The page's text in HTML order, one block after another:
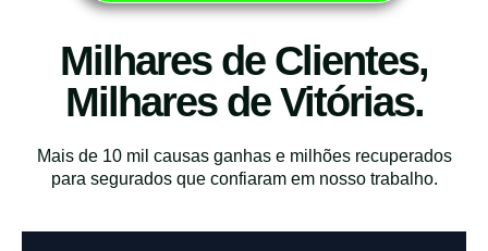
Milhares de Clientes,
Milhares de Vitórias.
Mais de 10 mil causas ganhas e milhões recuperados
para segurados que confiaram em nosso trabalho.